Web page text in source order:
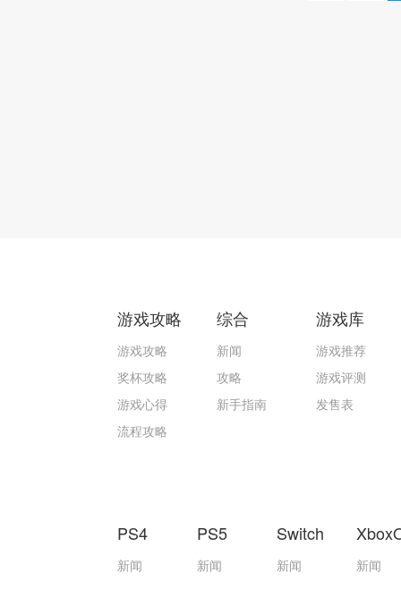
游戏攻略
游戏攻略
奖杯攻略
游戏心得
流程攻略
综合
新闻
攻略
新手指南
游戏库
游戏推荐
游戏评测
发售表
PS4
新闻
PS5
新闻
Switch
新闻 新闻